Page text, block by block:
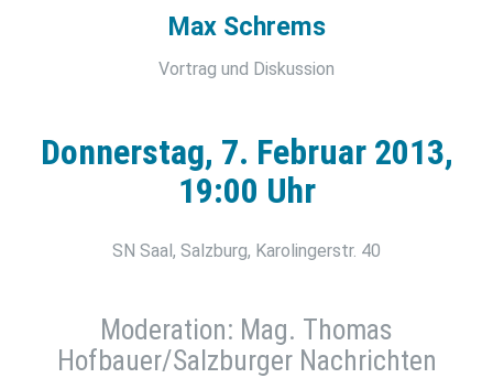
Max Schrems
Vortrag und Diskussion
Donnerstag, 7. Februar 2013,
19:00 Uhr
SN Saal, Salzburg, Karolingerstr. 40
Moderation: Mag. Thomas
Hofbauer/Salzburger Nachrichten